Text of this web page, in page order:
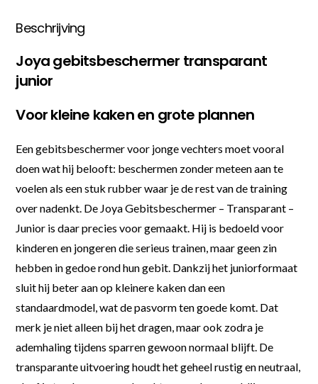
Beschrijving
Joya gebitsbeschermer transparant
junior
Voor kleine kaken en grote plannen
Een gebitsbeschermer voor jonge vechters moet vooral
doen wat hij belooft: beschermen zonder meteen aan te
voelen als een stuk rubber waar je de rest van de training
over nadenkt. De Joya Gebitsbeschermer – Transparant –
Junior is daar precies voor gemaakt. Hij is bedoeld voor
kinderen en jongeren die serieus trainen, maar geen zin
hebben in gedoe rond hun gebit. Dankzij het juniorformaat
sluit hij beter aan op kleinere kaken dan een
standaardmodel, wat de pasvorm ten goede komt. Dat
merk je niet alleen bij het dragen, maar ook zodra je
ademhaling tijdens sparren gewoon normaal blijft. De
transparante uitvoering houdt het geheel rustig en neutraal,